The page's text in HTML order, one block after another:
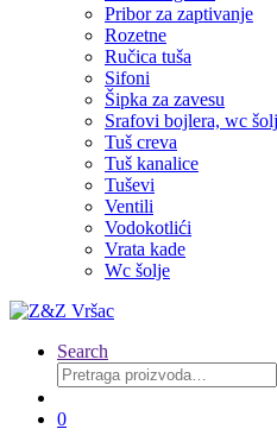
Pribor za zaptivanje
Rozetne
Ručica tuša
Sifoni
Šipka za zavesu
Srafovi bojlera, wc
Tuš creva
Tuš kanalice
Tuševi
Ventili
Vodokotlići
Vrata kade
Wc šolje
Search
Pretraga
za:
0